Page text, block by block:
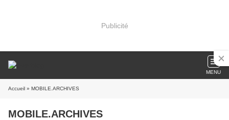
Publicité
MENU
Accueil » MOBILE.ARCHIVES
MOBILE.ARCHIVES